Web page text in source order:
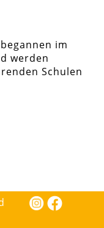
im
werden
Schulen